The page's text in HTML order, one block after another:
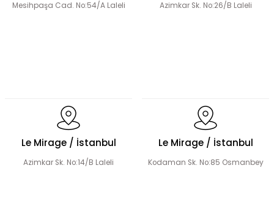
Mesihpaşa Cad. No:54/A Laleli Azimkar Sk. No:26/B Laleli
Le Mirage / İstanbul
Azimkar Sk. No:14/B Laleli
Le Mirage / İstanbul
Kodaman Sk. No:85 Osmanbey